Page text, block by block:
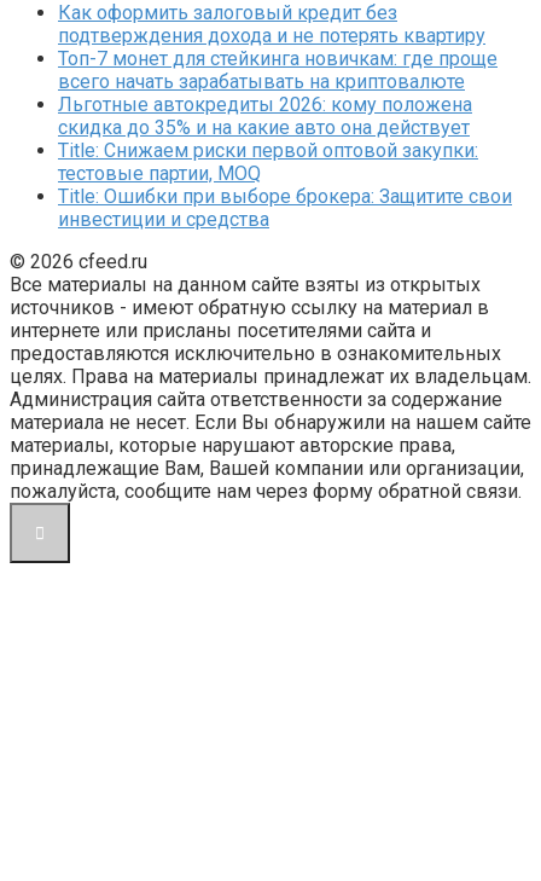
Как оформить залоговый кредит без
подтверждения дохода и не потерять квартиру
Топ-7 монет для стейкинга новичкам: где проще
всего начать зарабатывать на криптовалюте
Льготные автокредиты 2026: кому положена
скидка до 35% и на какие авто она действует
Title: Снижаем риски первой оптовой закупки:
тестовые партии, MOQ
Title: Ошибки при выборе брокера: Защитите свои
инвестиции и средства
© 2026 cfeed.ru
Все материалы на данном сайте взяты из открытых
источников - имеют обратную ссылку на материал в
интернете или присланы посетителями сайта и
предоставляются исключительно в ознакомительных
целях. Права на материалы принадлежат их владельцам.
Администрация сайта ответственности за содержание
материала не несет. Если Вы обнаружили на нашем сайте
материалы, которые нарушают авторские права,
принадлежащие Вам, Вашей компании или организации,
пожалуйста, сообщите нам через форму обратной связи.